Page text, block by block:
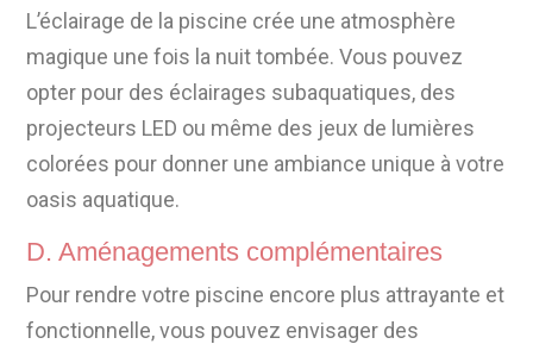
L’éclairage de la piscine crée une atmosphère
magique une fois la nuit tombée. Vous pouvez
opter pour des éclairages subaquatiques, des
projecteurs LED ou même des jeux de lumières
colorées pour donner une ambiance unique à votre
oasis aquatique.
D. Aménagements complémentaires
Pour rendre votre piscine encore plus attrayante et
fonctionnelle, vous pouvez envisager des